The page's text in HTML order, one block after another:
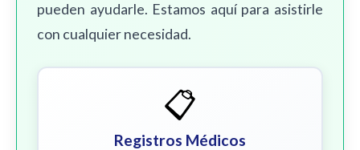
pueden ayudarle. Estamos aquí para asistirle
con cualquier necesidad.
📋
Registros Médicos